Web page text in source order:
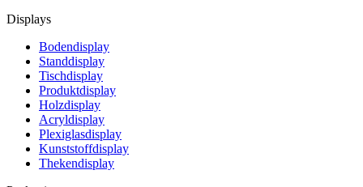
Displays
Bodendisplay
Standdisplay
Tischdisplay
Produktdisplay
Holzdisplay
Acryldisplay
Plexiglasdisplay
Kunststoffdisplay
Thekendisplay